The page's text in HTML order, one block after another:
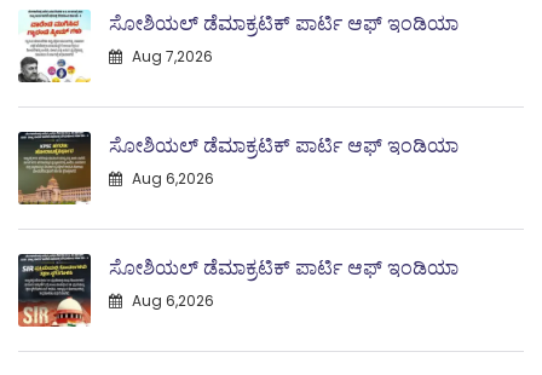
ಸೋಶಿಯಲ್ ಡೆಮಾಕ್ರಟಿಕ್ ಪಾರ್ಟಿ ಆಫ್ ಇಂಡಿಯಾ
Aug 7,2026
ಸೋಶಿಯಲ್ ಡೆಮಾಕ್ರಟಿಕ್ ಪಾರ್ಟಿ ಆಫ್ ಇಂಡಿಯಾ
Aug 6,2026
ಸೋಶಿಯಲ್ ಡೆಮಾಕ್ರಟಿಕ್ ಪಾರ್ಟಿ ಆಫ್ ಇಂಡಿಯಾ
Aug 6,2026